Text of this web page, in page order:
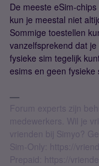
De meeste eSim-
kun je meestal niet
Sommige toestellen
vanzelfsprekend dat
fysieke sim tegelijk
esims en geen
Forum experts zijn
medewerkers. Wil je
vrienden bij Simyo?
Sim-Only: https://
Prepaid: https://